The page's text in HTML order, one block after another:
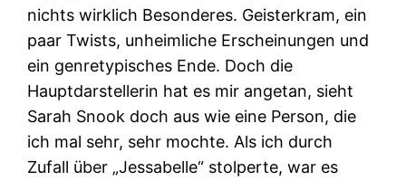
nichts wirklich Besonderes. Geisterkram, ein
paar Twists, unheimliche Erscheinungen und
ein genretypisches Ende. Doch die
Hauptdarstellerin hat es mir angetan, sieht
Sarah Snook doch aus wie eine Person, die
ich mal sehr, sehr mochte. Als ich durch
Zufall über „Jessabelle“ stolperte, war es